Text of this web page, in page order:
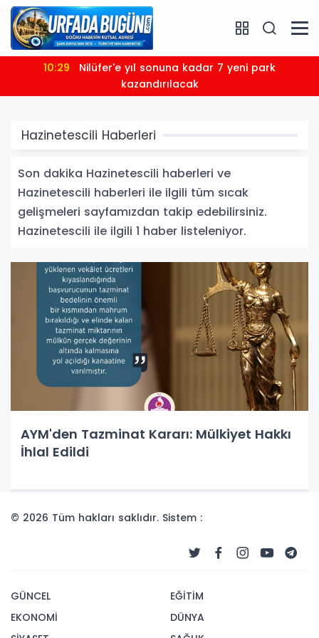
10:29
kazandırılacak
Hazinetescili Haberleri
Son dakika Hazinetescili haberleri ve
Hazinetescili haberleri ile ilgili tüm sıcak
gelişmeleri sayfamızdan takip edebilirsiniz.
Hazinetescili ile ilgili 1 haber listeleniyor.
AYM'den Tazminat Kararı: Mülkiyet Hakkı
İhlal Edildi
© 2026 Tüm hakları saklıdır. Sistem :
GÜNCEL
EKONOMİ
EĞİTİM
DÜNYA